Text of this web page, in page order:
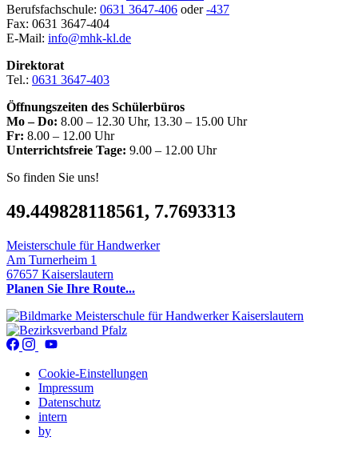
Berufsfachschule: 0631 3647-406 oder-437
Fax: 0631 3647-404
E-Mail: info@mhk-kl.de
Direktorat
Tel.: 0631 3647-403
Öffnungszeiten des Schülerbüros
Mo – Do: 8.00 – 12.30 Uhr, 13.30 – 15.00 Uhr
Fr: 8.00 – 12.00 Uhr
Unterrichtsfreie Tage: 9.00 – 12.00 Uhr
So finden Sie uns!
49.449828118561, 7.7693313
Meisterschule für Handwerker
Am Turnerheim 1
67657 Kaiserslautern
Planen Sie Ihre Route...
Cookie-Einstellungen
Impressum
Datenschutz
intern
by